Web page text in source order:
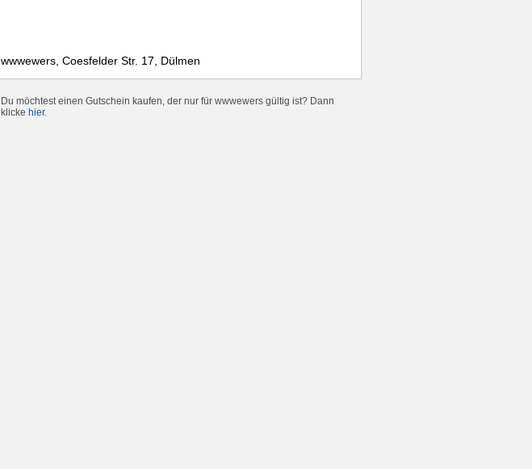
wwwewers, Coesfelder Str. 17, Dülmen
Du möchtest einen Gutschein kaufen, der nur für wwwewers gültig ist? Dann
klicke hier.